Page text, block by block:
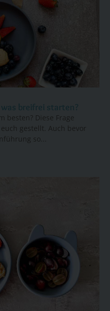
breifrei starten?
besten? Diese Frage
gestellt. Auch bevor
so...